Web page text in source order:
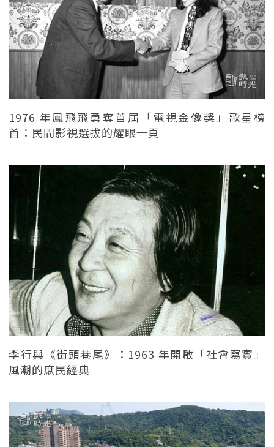
1976 年鳳飛飛勇奪首屆「電視金像獎」歌星榜
首：民間影視選拔的耀眼一頁
李行與《街頭巷尾》：1963 年開啟「社會寫實」
風潮的庶民經典